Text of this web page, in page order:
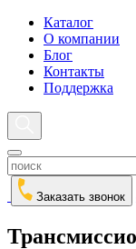
Каталог
О компании
Блог
Контакты
Поддержка
Заказать звонок